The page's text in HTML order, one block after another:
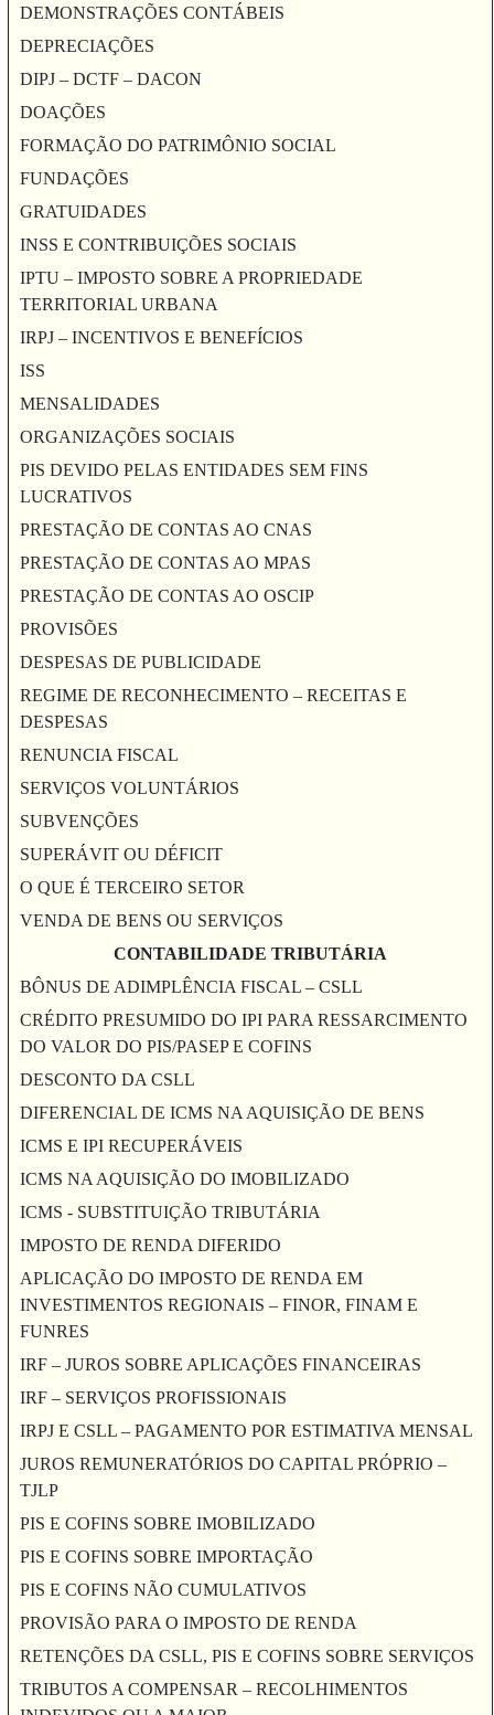
DEMONSTRAÇÕES CONTÁBEIS
DEPRECIAÇÕES
DIPJ – DCTF – DACON
DOAÇÕES
FORMAÇÃO DO PATRIMÔNIO SOCIAL
FUNDAÇÕES
GRATUIDADES
INSS E CONTRIBUIÇÕES SOCIAIS
IPTU – IMPOSTO SOBRE A PROPRIEDADE
TERRITORIAL URBANA
IRPJ – INCENTIVOS E BENEFÍCIOS
ISS
MENSALIDADES
ORGANIZAÇÕES SOCIAIS
PIS DEVIDO PELAS ENTIDADES SEM FINS
LUCRATIVOS
PRESTAÇÃO DE CONTAS AO CNAS
PRESTAÇÃO DE CONTAS AO MPAS
PRESTAÇÃO DE CONTAS AO OSCIP
PROVISÕES
DESPESAS DE PUBLICIDADE
REGIME DE RECONHECIMENTO – RECEITAS E
DESPESAS
RENUNCIA FISCAL
SERVIÇOS VOLUNTÁRIOS
SUBVENÇÕES
SUPERÁVIT OU DÉFICIT
O QUE É TERCEIRO SETOR
VENDA DE BENS OU SERVIÇOS
CONTABILIDADE TRIBUTÁRIA
BÔNUS DE ADIMPLÊNCIA FISCAL – CSLL
CRÉDITO PRESUMIDO DO IPI PARA RESSARCIMENTO
DO VALOR DO PIS/PASEP E COFINS
DESCONTO DA CSLL
DIFERENCIAL DE ICMS NA AQUISIÇÃO DE BENS
ICMS E IPI RECUPERÁVEIS
ICMS NA AQUISIÇÃO DO IMOBILIZADO
ICMS - SUBSTITUIÇÃO TRIBUTÁRIA
IMPOSTO DE RENDA DIFERIDO
APLICAÇÃO DO IMPOSTO DE RENDA EM
INVESTIMENTOS REGIONAIS – FINOR, FINAM E
FUNRES
IRF – JUROS SOBRE APLICAÇÕES FINANCEIRAS
IRF – SERVIÇOS PROFISSIONAIS
IRPJ E CSLL – PAGAMENTO POR ESTIMATIVA MENSAL
JUROS REMUNERATÓRIOS DO CAPITAL PRÓPRIO –
TJLP
PIS E COFINS SOBRE IMOBILIZADO
PIS E COFINS SOBRE IMPORTAÇÃO
PIS E COFINS NÃO CUMULATIVOS
PROVISÃO PARA O IMPOSTO DE RENDA
RETENÇÕES DA CSLL, PIS E COFINS SOBRE SERVIÇOS
TRIBUTOS A COMPENSAR – RECOLHIMENTOS